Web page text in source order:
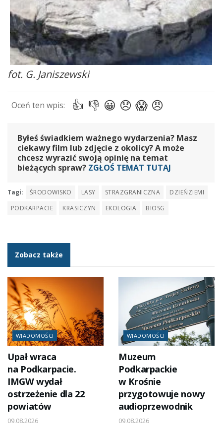
fot. G. Janiszewski
Byłeś świadkiem ważnego wydarzenia? Masz
ciekawy film lub zdjęcie z okolicy? A może
chcesz wyrazić swoją opinię na temat
bieżących spraw? ZGŁOŚ TEMAT TUTAJ
Tagi: ŚRODOWISKO LASY STRAZGRANICZNA
DZIEŃZIEMI
PODKARPACIE
KRASICZYN EKOLOGIA BIOSG
Zobacz także
WIADOMOŚCI
Upał wraca
na Podkarpacie.
IMGW wydał
ostrzeżenie dla 22
powiatów
09.08.2026
WIADOMOŚCI
Muzeum
Podkarpackie
w Krośnie
przygotowuje nowy
audioprzewodnik
09.08.2026